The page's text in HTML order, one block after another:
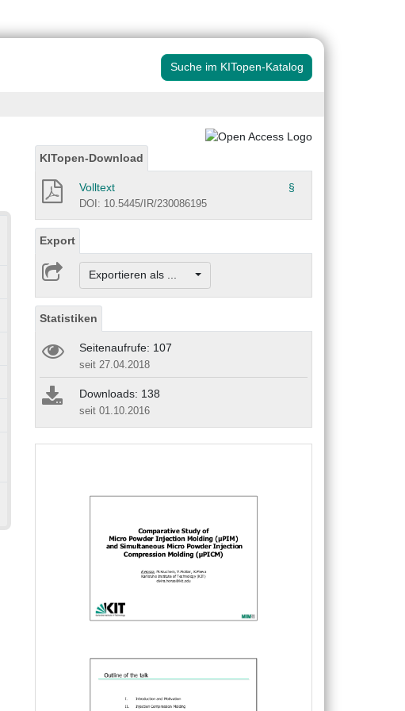
Suche im KITopen-Katalog
KITopen-Download
Volltext §
DOI: 10.5445/IR/230086195
Export
Exportieren als ...
Statistiken
Seitenaufrufe: 107
seit 27.04.2018
Downloads: 138
seit 01.10.2016